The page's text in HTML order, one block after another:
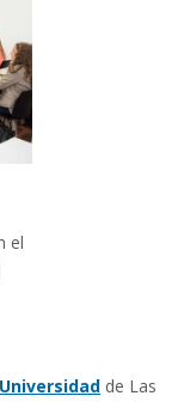
el
Universidad de Las